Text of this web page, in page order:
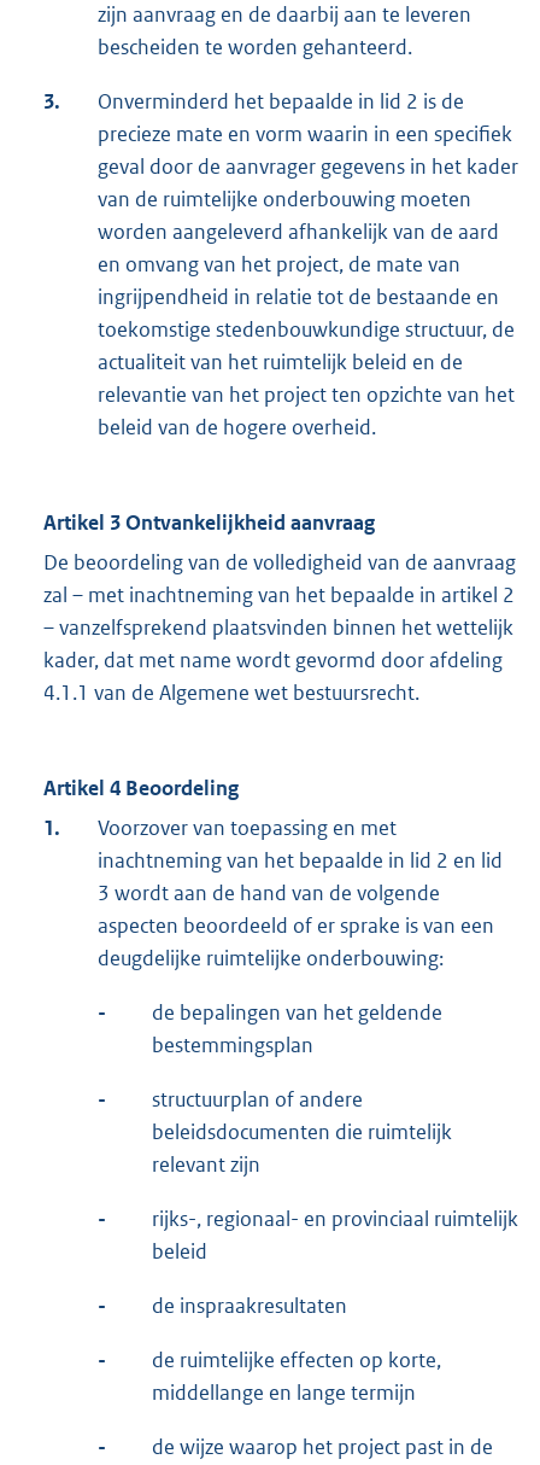
zijn aanvraag en de daarbij aan te leveren
bescheiden te worden gehanteerd.
3.
Onverminderd het bepaalde in lid 2 is de
precieze mate en vorm waarin in een specifiek
geval door de aanvrager gegevens in het kader
van de ruimtelijke onderbouwing moeten
worden aangeleverd afhankelijk van de aard
en omvang van het project, de mate van
ingrijpendheid in relatie tot de bestaande en
toekomstige stedenbouwkundige structuur, de
actualiteit van het ruimtelijk beleid en de
relevantie van het project ten opzichte van het
beleid van de hogere overheid.
Artikel 3 Ontvankelijkheid aanvraag
De beoordeling van de volledigheid van de aanvraag
zal – met inachtneming van het bepaalde in artikel 2
– vanzelfsprekend plaatsvinden binnen het wettelijk
kader, dat met name wordt gevormd door afdeling
4.1.1 van de Algemene wet bestuursrecht.
Artikel 4 Beoordeling
1.
Voorzover van toepassing en met
inachtneming van het bepaalde in lid 2 en lid
3 wordt aan de hand van de volgende
aspecten beoordeeld of er sprake is van een
deugdelijke ruimtelijke onderbouwing:
-
de bepalingen van het geldende
bestemmingsplan
-
structuurplan of andere
beleidsdocumenten die ruimtelijk
relevant zijn
-
rijks-, regionaal- en provinciaal ruimtelijk
beleid
- de inspraakresultaten
-
de ruimtelijke effecten op korte,
middellange en lange termijn
-
de wijze waarop het project past in de